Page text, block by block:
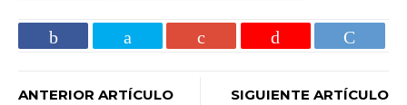
ANTERIOR ARTÍCULO
SIGUIENTE ARTÍCULO